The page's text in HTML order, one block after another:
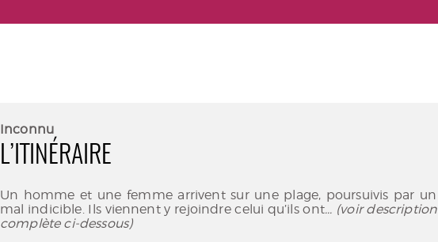
Inconnu
L’ITINÉRAIRE
Un homme et une femme arrivent sur une plage, poursuivis par un
mal indicible. Ils viennent y rejoindre celui qu’ils ont... (voir description
complète ci-dessous)